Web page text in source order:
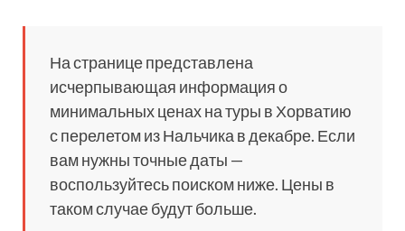
На странице представлена
исчерпывающая информация о
минимальных ценах на туры в Хорватию
с перелетом из Нальчика в декабре. Если
вам нужны точные даты —
воспользуйтесь поиском ниже. Цены в
таком случае будут больше.